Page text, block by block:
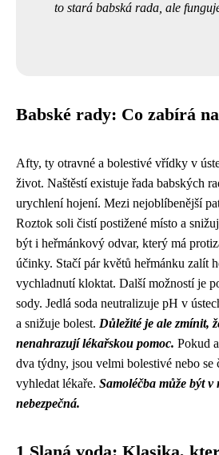
to stará babská rada, ale
Babské rady: Co zabírá
Afty, ty otravné a bolestivé vřídky v
život. Naštěstí existuje řada babských
urychlení hojení. Mezi nejoblíbenější
Roztok soli čistí postižené místo a
být i heřmánkový odvar, který má
účinky. Stačí pár květů heřmánku zalít
vychladnutí kloktat. Další možností je
sody. Jedlá soda neutralizuje pH v
a snižuje bolest. Důležité je ale zmínit,
nenahrazují lékařskou pomoc. Pokud
dva týdny, jsou velmi bolestivé nebo se
vyhledat lékaře. Samoléčba může být
nebezpečná.